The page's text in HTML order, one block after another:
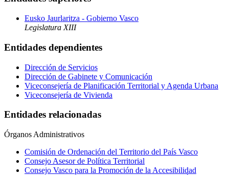
Eusko Jaurlaritza - Gobierno Vasco
Legislatura XIII
Entidades dependientes
Dirección de Servicios
Dirección de Gabinete y Comunicación
Viceconsejería de Planificación Territorial y Agenda Urbana
Viceconsejería de Vivienda
Entidades relacionadas
Órganos Administrativos
Comisión de Ordenación del Territorio del País Vasco
Consejo Asesor de Política Territorial
Consejo Vasco para la Promoción de la Accesibilidad